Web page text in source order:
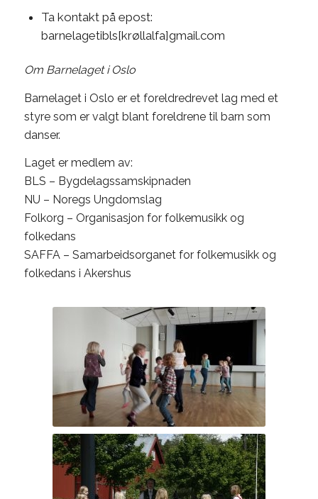
Ta kontakt på epost:
barnelagetibls[krøllalfa]gmail.com
Om Barnelaget i Oslo
Barnelaget i Oslo er et foreldredrevet lag med et
styre som er valgt blant foreldrene til barn som
danser.
Laget er medlem av:
BLS – Bygdelagssamskipnaden
NU – Noregs Ungdomslag
Folkorg – Organisasjon for folkemusikk og
folkedans
SAFFA – Samarbeidsorganet for folkemusikk og
folkedans i Akershus